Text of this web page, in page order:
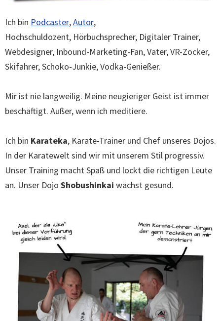
Ich bin Podcaster,Autor,
Hochschuldozent, Hörbuchsprecher, Digitaler Trainer,
Webdesigner, Inbound-Marketing-Fan, Vater, VR-Zocker,
Skifahrer, Schoko-Junkie, Vodka-Genießer.
Mir ist nie langweilig. Meine neugieriger Geist ist immer
beschäftigt. Außer, wenn ich meditiere.
Ich bin Karateka, Karate-Trainer und Chef unseres Dojos.
In der Karatewelt sind wir mit unserem Stil progressiv.
Unser Training macht Spaß und lockt die richtigen Leute
an. Unser Dojo Shobushinkai wächst gesund.